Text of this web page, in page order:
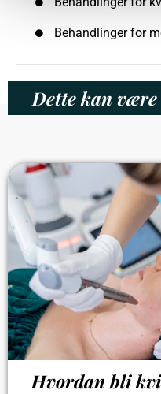
Behandlinger for
Dette kan være
Hvordan bli